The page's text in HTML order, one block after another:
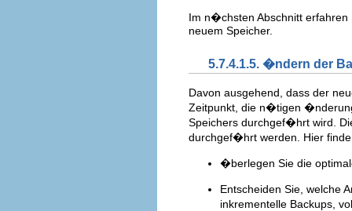
Im n�chsten Abschnitt
neuem Speicher.
5.7.4.1.5. �ndern der
Davon ausgehend, dass der
Zeitpunkt, die n�tigen
Speichers durchgef�hrt wird.
durchgef�hrt werden. Hier
�berlegen Sie die
Entscheiden Sie, welche
inkrementelle Backups,